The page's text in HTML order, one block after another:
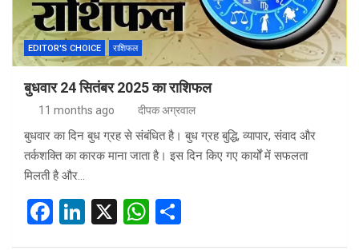
k
p
EDITOR'S CHOICE राशिफल
बुधवार 24 सितंबर 2025 का राशिफल
11 months ago दीपक अग्रवाल
बुधवार का दिन बुध ग्रह से संबंधित है। बुध ग्रह बुद्धि, व्यापार, संवाद और
तर्कशक्ति का कारक माना जाता है। इस दिन किए गए कार्यों में सफलता
मिलती है और…
F
Li
X
W